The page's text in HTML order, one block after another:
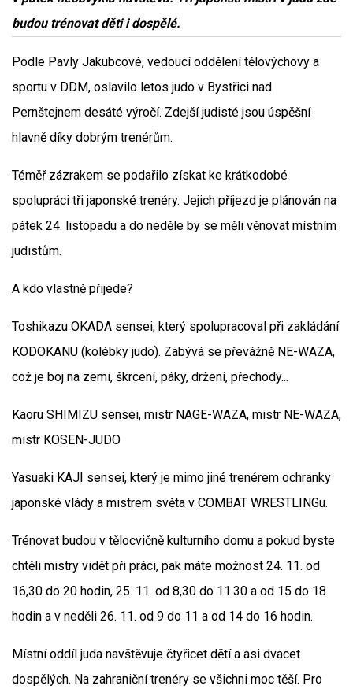
budou trénovat děti i dospělé.
Podle Pavly Jakubcové, vedoucí oddělení tělovýchovy a
sportu v DDM, oslavilo letos judo v Bystřici nad
Pernštejnem desáté výročí. Zdejší judisté jsou úspěšní
hlavně díky dobrým trenérům.
Téměř zázrakem se podařilo získat ke krátkodobé
spolupráci tři japonské trenéry. Jejich příjezd je plánován na
pátek 24. listopadu a do neděle by se měli věnovat místním
judistům.
A kdo vlastně přijede?
Toshikazu OKADA sensei, který spolupracoval při zakládání
KODOKANU (kolébky judo). Zabývá se převážně NE-WAZA,
což je boj na zemi, škrcení, páky, držení, přechody...
Kaoru SHIMIZU sensei, mistr NAGE-WAZA, mistr NE-WAZA,
mistr KOSEN-JUDO
Yasuaki KAJI sensei, který je mimo jiné trenérem ochranky
japonské vlády a mistrem světa v COMBAT WRESTLINGu.
Trénovat budou v tělocvičně kulturního domu a pokud byste
chtěli mistry vidět při práci, pak máte možnost 24. 11. od
16,30 do 20 hodin, 25. 11. od 8,30 do 11.30 a od 15 do 18
hodin a v neděli 26. 11. od 9 do 11 a od 14 do 16 hodin.
Místní oddíl juda navštěvuje čtyřicet dětí a asi dvacet
dospělých. Na zahraniční trenéry se všichni moc těší. Pro